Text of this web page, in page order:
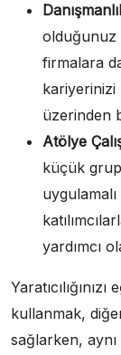
olduğunuz
firmalara
kariyerinizi
üzerinden
Atölye
küçük
yardımcı
kullanmak,
sağlarken,